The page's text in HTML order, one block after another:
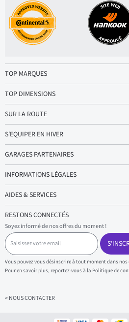
TOP MARQUES
TOP DIMENSIONS
SUR LA ROUTE
S'EQUIPER EN HIVER
GARAGES PARTENAIRES
INFORMATIONS LÉGALES
AIDES & SERVICES
RESTONS CONNECTÉS
Soyez informé de nos offres du moment !
S
a
i
s
i
s
z
Vous pouvez vous désinscrire à tout moment dans nos
Pour en savoir plus, reportez-vous à la Politique de
> NOUS CONTACTER